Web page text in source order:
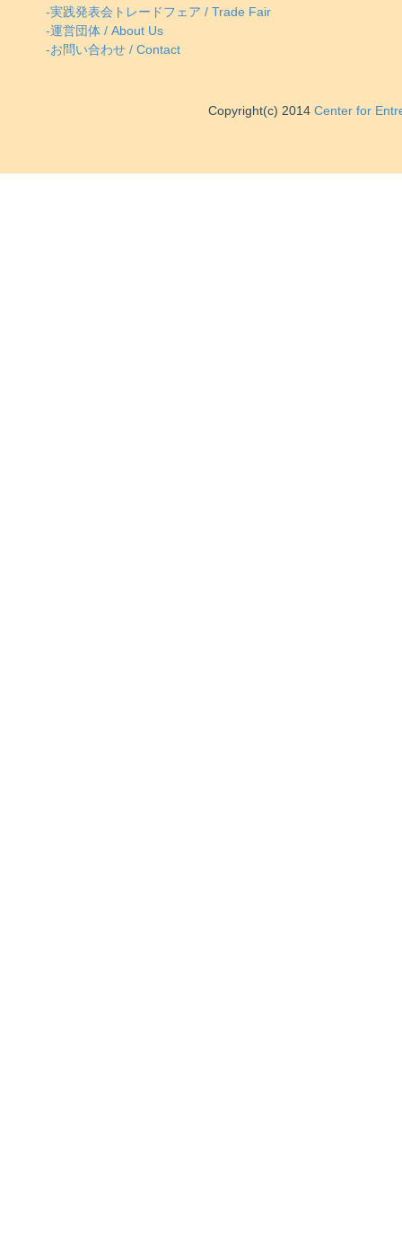
-実践発表会トレードフェア / Trade Fair
-運営団体 / About Us
-お問い合わせ / Contact
Copyright(c) 2014 Center for